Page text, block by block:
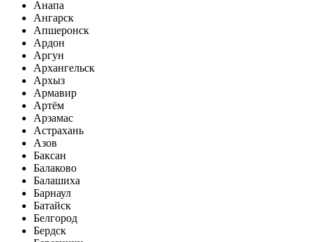
Анапа
Ангарск
Апшеронск
Ардон
Аргун
Архангельск
Архыз
Армавир
Артём
Арзамас
Астрахань
Азов
Баксан
Балаково
Балашиха
Барнаул
Батайск
Белгород
Бердск